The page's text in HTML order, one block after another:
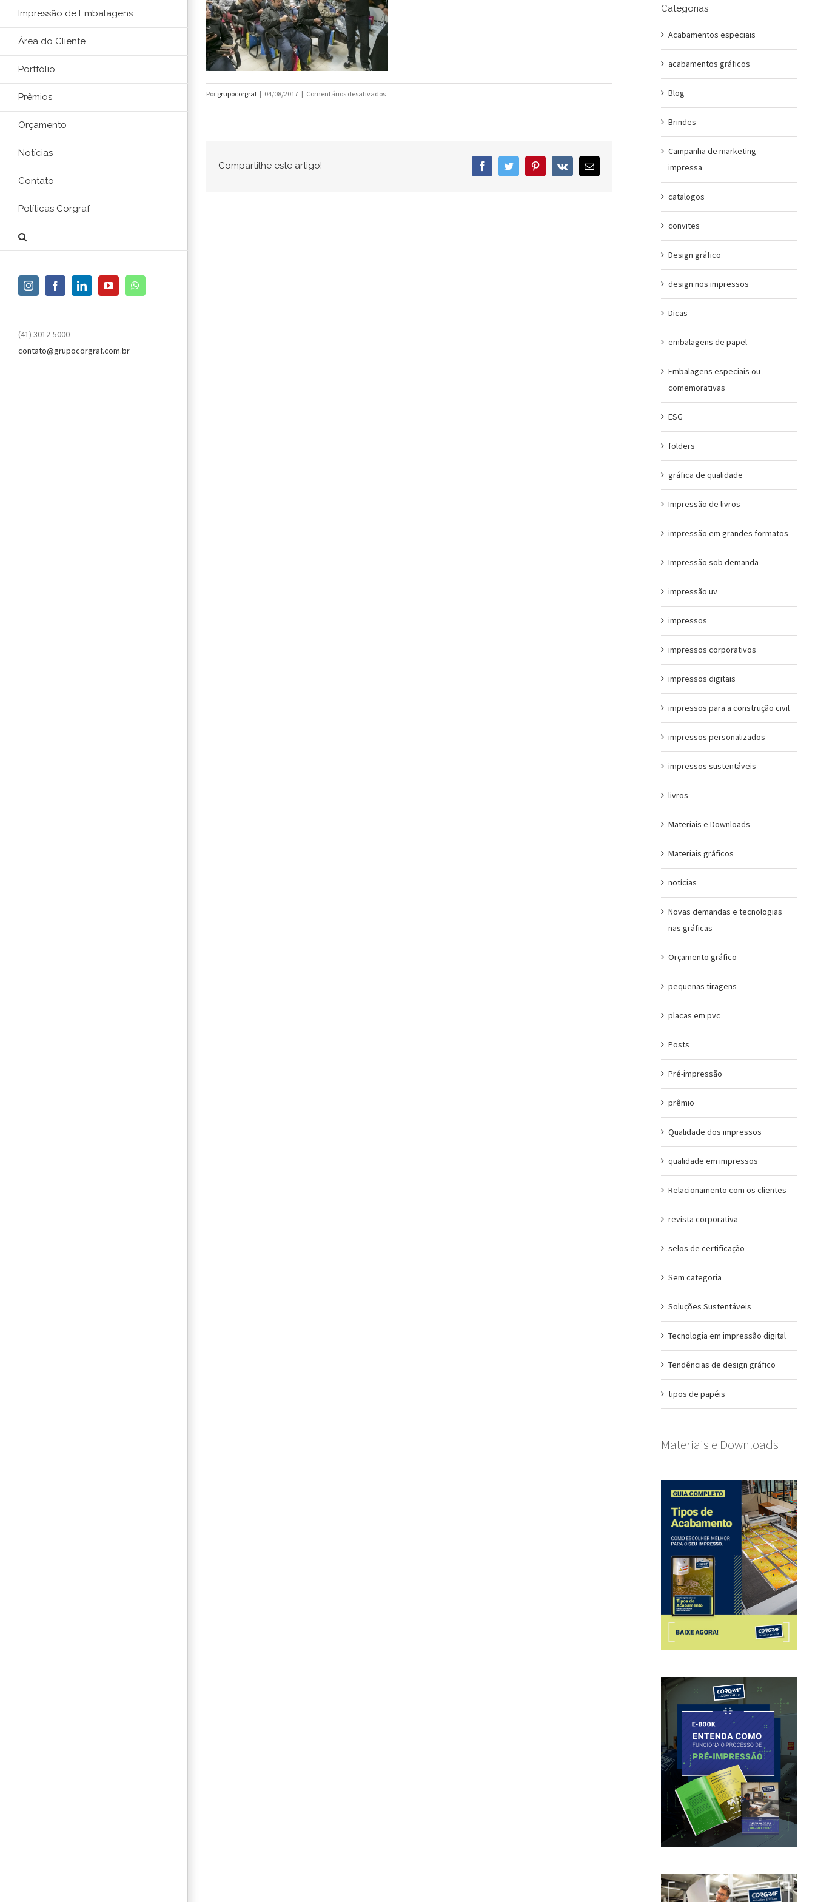
Impressão de Embalagens
Área do Cliente
Portfólio
Prêmios
Orçamento
Notícias
Contato
Políticas Corgraf
InstagramFacebookLinkedInYouTube
(41) 3012-5000
contato@grupocorgraf.com.br
Por grupocorgraf | 04/08/2017 | Comentários desativadosem
IMG_4484
Compartilhe este artigo! FacebookTwitter PinterestVk
E-
mail
Categorias
Acabamentos especiais
acabamentos gráficos
Blog
Brindes
Campanha de marketing
impressa
catalogos
convites
Design gráfico
design nos impressos
Dicas
embalagens de papel
Embalagens especiais ou
comemorativas
ESG
folders
gráfica de qualidade
Impressão de livros
impressão em grandes formatos
Impressão sob demanda
impressão uv
impressos
impressos corporativos
impressos digitais
impressos para a construção civil
impressos personalizados
impressos sustentáveis
livros
Materiais e Downloads
Materiais gráficos
notícias
Novas demandas e tecnologias
nas gráficas
Orçamento gráfico
pequenas tiragens
placas em pvc
Posts
Pré-impressão
prêmio
Qualidade dos impressos
qualidade em impressos
Relacionamento com os clientes
revista corporativa
selos de certificação
Sem categoria
Soluções Sustentáveis
Tecnologia em impressão digital
Tendências de design gráfico
tipos de papéis
Materiais e Downloads